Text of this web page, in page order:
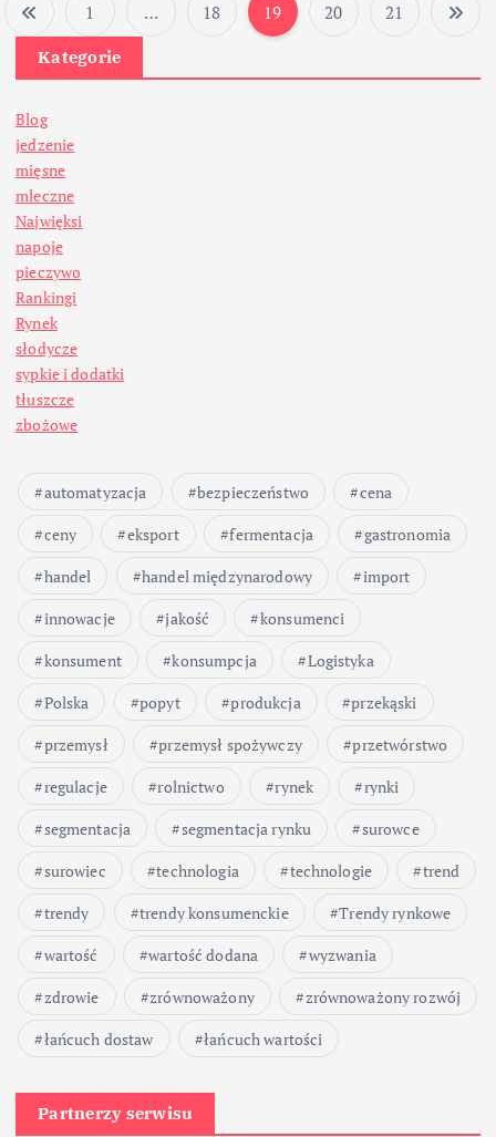
S
t
w
a
n
i
e
w
p
i
s
ó
w
1 … 18 19 20 21
Kategorie
Blog
jedzenie
mięsne
mleczne
Najwięksi
napoje
pieczywo
Rankingi
Rynek
słodycze
sypkie i dodatki
tłuszcze
zbożowe
automatyzacja bezpieczeństwo
cena
ceny
eksport fermentacja
gastronomia
handel
handel międzynarodowy
import
innowacje
jakość
konsumenci
konsument
konsumpcja
Logistyka
Polska
popyt produkcja
przekąski
przemysł
przemysł spożywczy
przetwórstwo
regulacje
rolnictwo rynek
rynki
segmentacja
segmentacja rynku
surowce
surowiec
technologia technologie
trend
trendy
trendy konsumenckie
Trendy rynkowe
wartość
wartość dodana
wyzwania
zdrowie
zrównoważony
zrównoważony rozwój
łańcuch dostaw
łańcuch wartości
Partnerzy serwisu